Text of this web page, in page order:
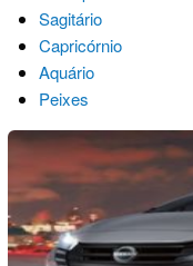
Sagitário
Capricórnio
Aquário
Peixes